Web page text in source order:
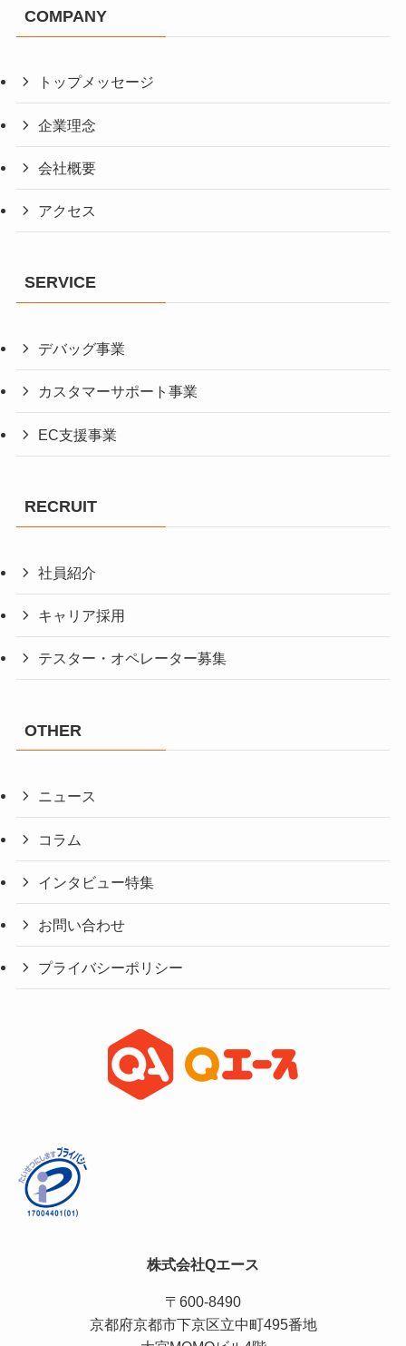
COMPANY
トップメッセージ
企業理念
会社概要
アクセス
SERVICE
デバッグ事業
カスタマーサポート事業
EC支援事業
RECRUIT
社員紹介
キャリア採用
テスター・オペレーター募集
OTHER
ニュース
コラム
インタビュー特集
お問い合わせ
プライバシーポリシー
株式会社Qエース
〒600-8490
京都府京都市下京区立中町495番地